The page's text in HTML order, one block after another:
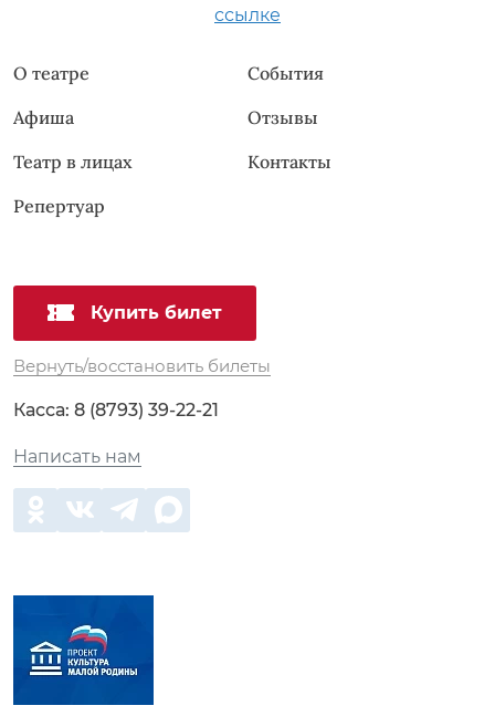
ссылке
О театре
Афиша
Театр в лицах
Репертуар
События
Отзывы
Контакты
Купить билет
Вернуть/восстановить билеты
Касса: 8 (8793) 39-22-21
Написать нам